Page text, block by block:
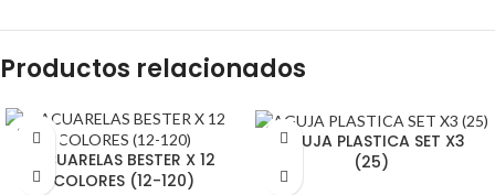
Productos relacionados
SOLD
OUT
ACUARELAS BESTER X 12
COLORES (12-120)
AGUJA PLASTICA SET X3
(25)